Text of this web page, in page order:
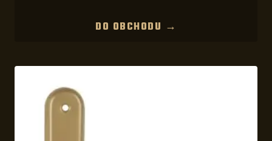
DO OBCHODU →